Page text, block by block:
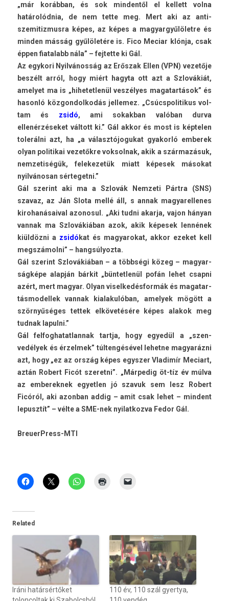
„már korábban, és sok min­dentől el kel­lett volna
határolódnia, de nem tette meg. Mert aki az anti­
szemitiz­musra képes, az képes a magyar­gyűlölet­re és
mind­en másság gyűlöletére is. Fico Meciar klónja, csak
éppen fiatalabb nála” – fej­tette ki Gál.
Az egykori Nyilvánosság az Erőszak Ellen (VPN) vezetője
beszélt arról, hogy miért hagyta ott azt a Szlovákiát,
amelyet ma is „hihetet­lenül veszélyes magatar­tások” és
hasonló köz­gondol­kodás jel­lemez. „Csúcspolitikus vol­
tam és zsidó, ami sokak­ban valóban durva
ellenérzéseket váltott ki.” Gál akkor és most is kép­tel­en
tolerálni azt, ha „a választójogukat gyakorló em­berek
olyan politikai vezetőkre vok­solnak, akik a származásuk,
nem­zetiségük, felekezetük miatt képesek másokat
nyilvánosan sér­teget­ni.”
Gál szerint aki ma a Szlovák Nem­zeti Pártra (SNS)
szavaz, az Ján Slota mellé áll, s annak magyarel­lenes
kirohanásaiv­al azonosul. „Aki tudni akar­ja, vajon hányan
van­nak ma Szlovákiában azok, akik képesek lennének
kiüldözni a zsidó kat és magyarokat, akkor ezeket kell
megszámolni” – han­gsúlyoz­ta.
Gál szerint Szlovákiában – a többségi közeg – magyar­
ságképe alapján bárkit „bün­tetlenül pofán lehet csap­ni
azért, mert magyar. Olyan visel­kedés­formák és magatar­
tásmodel­lek van­nak kialakulóban, amelyek mögött a
szörnyűséges tet­tek elkövetésére képes al­akok meg
tud­nak lapul­ni.”
Gál fel­foghatat­lannak tartja, hogy egyedül a „szen­
vedélyek és érzel­mek” túltengésével lehet­ne magyaráz­ni
azt, hogy „ez az ország képes egysz­er Vladimír Meciart,
aztán Robert Ficót szeret­ni”. „Már­pedig öt-tíz év múlva
az em­berek­nek egyetl­en jó szavuk sem lesz Robert
Ficóról, aki azon­ban addig – amit csak lehet – min­dent
lepusztít” – vélte a SME-nek nyilat­kozva Fedor Gál.
BreuerPress-MTI
Related
Iráni határsértőket
110 év, 110 szál gyertya,